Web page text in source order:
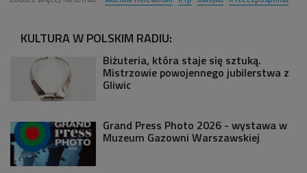
KULTURA W POLSKIM RADIU:
Biżuteria, która staje się sztuką.
Mistrzowie powojennego jubilerstwa z
Gliwic
Grand Press Photo 2026 - wystawa w
Muzeum Gazowni Warszawskiej